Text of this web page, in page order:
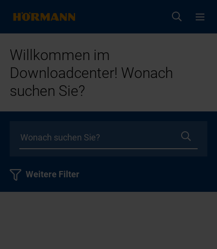
Willkommen im
Downloadcenter! Wonach
suchen Sie?
Weitere Filter